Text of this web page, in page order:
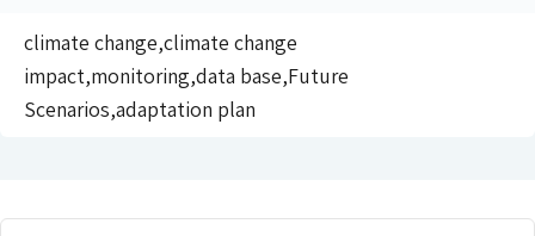
climate change,climate change
impact,monitoring,data base,Future
Scenarios,adaptation plan